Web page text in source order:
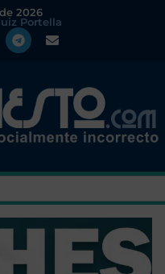
2026
Portella